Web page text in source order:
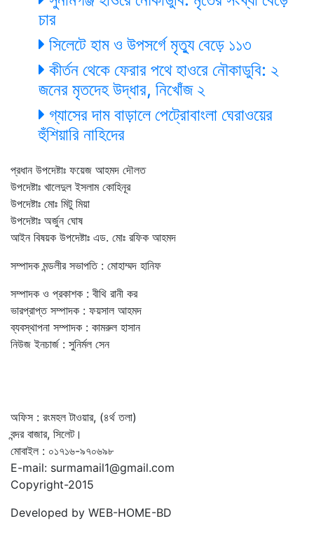
চার
সিলেটে হাম ও উপসর্গে মৃত্যু বেড়ে ১১৩
কীর্তন থেকে ফেরার পথে হাওরে নৌকাডুবি: ২
জনের মৃতদেহ উদ্ধার, নিখোঁজ ২
গ্যাসের দাম বাড়ালে পেট্রোবাংলা ঘেরাওয়ের
হুঁশিয়ারি নাহিদের
প্রধান উপদেষ্টাঃ ফয়েজ আহমদ দৌলত
উপদেষ্টাঃ খালেদুল ইসলাম কোহিনূর
উপদেষ্টাঃ মোঃ মিটু মিয়া
উপদেষ্টাঃ অর্জুন ঘোষ
আইন বিষয়ক উপদেষ্টাঃ এড. মোঃ রফিক আহমদ
সম্পাদক মন্ডলীর সভাপতি : মোহাম্মদ হানিফ
সম্পাদক ও প্রকাশক : বীথি রানী কর
ভারপ্রাপ্ত সম্পাদক : ফয়সাল আহমদ
ব্যবস্থাপনা সম্পাদক : কামরুল হাসান
নিউজ ইনচার্জ : সুনির্মল সেন
অফিস : রংমহল টাওয়ার, (৪র্থ তলা)
বন্দর বাজার, সিলেট।
মোবাইল : ০১৭১৬-৯৭০৬৯৮
E-mail: surmamail1@gmail.com
Copyright-2015
Developed by WEB-HOME-BD